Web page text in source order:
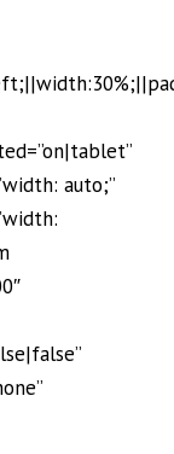
auto;”